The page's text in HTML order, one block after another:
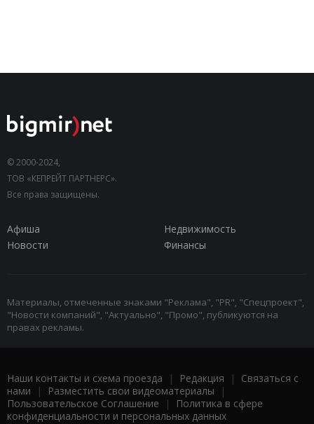
© 2000-2024,
ТОВ «КЕПРЕЙТ ПАРТНЕРС».
Все права защищены.
Афиша
Недвижимость
Новости
Финансы
Материалы, отмеченные знаками "Реклама", "PR", "Спецпроект",
"Новости компаний", "Актуально", "Промо", публикуются на
правах рекламы.
Наши контакты и схема проезда | Редакция | Связаться с
нами | Разместить свои видеоматериалы |
Пользовательское Соглашение |
Политика в сфере
конфиденциальности и персональных данных